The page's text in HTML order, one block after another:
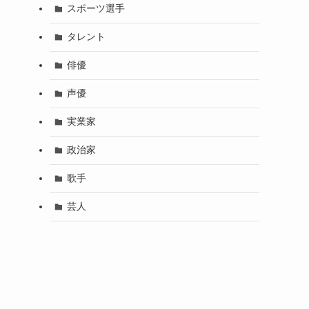
スポーツ選手
タレント
俳優
声優
実業家
政治家
歌手
芸人